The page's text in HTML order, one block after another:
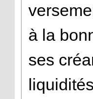
à la
ses